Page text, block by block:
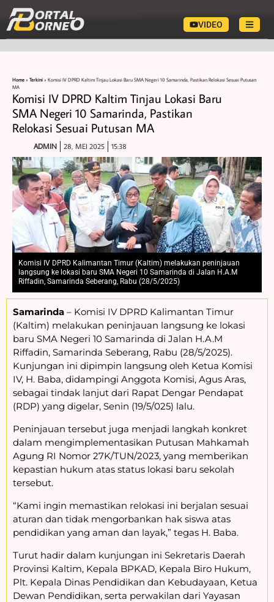
VIDEO
Home » Terkini » Komisi IV DPRD Kaltim Tinjau Lokasi Baru SMA Negeri 10 Samarinda, Pastikan Relokasi Sesuai Putusan
MA
Komisi IV DPRD Kaltim Tinjau Lokasi Baru
SMA Negeri 10 Samarinda, Pastikan
Relokasi Sesuai Putusan MA
ADMIN 28, MEI 2025 15:38
Komisi IV DPRD Kalimantan Timur (Kaltim) melakukan peninjauan
langsung ke lokasi baru SMA Negeri 10 Samarinda di Jalan H.A.M
Riffadin, Samarinda Seberang, Rabu (28/5/2025)
Samarinda – Komisi IV DPRD Kalimantan Timur
(Kaltim) melakukan peninjauan langsung ke lokasi
baru SMA Negeri 10 Samarinda di Jalan H.A.M
Riffadin, Samarinda Seberang, Rabu (28/5/2025).
Kunjungan ini dipimpin langsung oleh Ketua Komisi
IV, H. Baba, didampingi Anggota Komisi, Agus Aras,
sebagai tindak lanjut dari Rapat Dengar Pendapat
(RDP) yang digelar, Senin (19/5/025) lalu.
Peninjauan tersebut juga menjadi langkah konkret
dalam mengimplementasikan Putusan Mahkamah
Agung RI Nomor 27K/TUN/2023, yang memberikan
kepastian hukum atas status lokasi baru sekolah
tersebut.
“Kami ingin memastikan relokasi ini berjalan sesuai
aturan dan tidak mengorbankan hak siswa atas
pendidikan yang aman dan layak,” tegas H. Baba.
Turut hadir dalam kunjungan ini Sekretaris Daerah
Provinsi Kaltim, Kepala BPKAD, Kepala Biro Hukum,
Plt. Kepala Dinas Pendidikan dan Kebudayaan, Ketua
Dewan Pendidikan, serta perwakilan dari Yayasan